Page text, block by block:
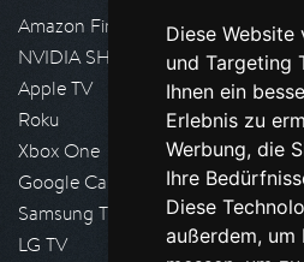
Diese
und Targeting
Ihnen ein
Erlebnis zu
Werbung, die
Ihre
Diese
außerdem, um
Amazon FireTV
NVIDIA SHIELD, Google TV
Apple TV
Roku
Xbox One
Google Cast
Samsung TV
LG TV